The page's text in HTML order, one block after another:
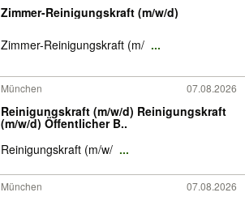
Zimmer-Reinigungskraft (m/w/d)
Zimmer-Reinigungskraft (m/ ...
München 07.08.2026
Reinigungskraft (m/w/d) Reinigungskraft
(m/w/d) Öffentlicher B..
Reinigungskraft (m/w/ ...
München 07.08.2026